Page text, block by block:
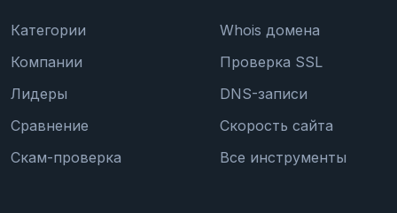
Категории
Компании
Лидеры
Сравнение
Скам-проверка
Whois домена
Проверка SSL
DNS-записи
Скорость сайта
Все инструменты